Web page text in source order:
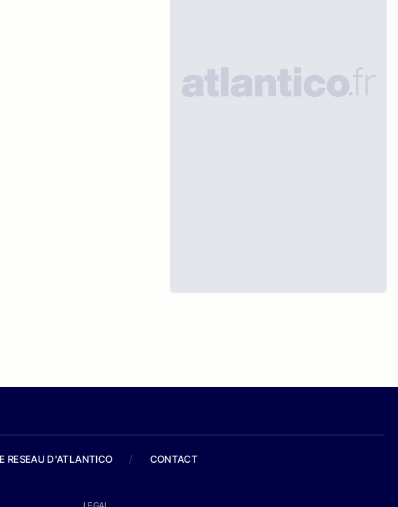
RESEAU D'ATLANTICO / CONTACT